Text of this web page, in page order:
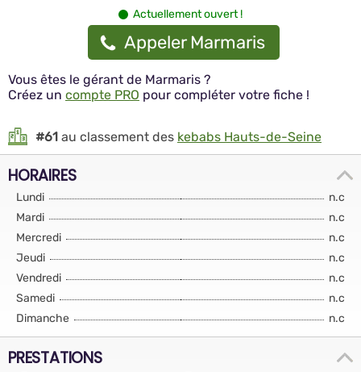
Actuellement ouvert !
Appeler Marmaris
Vous êtes le gérant de Marmaris ?
Créez un compte PRO pour compléter votre fiche !
#61 au classement des kebabs Hauts-de-Seine
HORAIRES
Lundi
n.c
Mardi
n.c
Mercredi
n.c
Jeudi
n.c
Vendredi
n.c
Samedi
n.c
Dimanche
n.c
PRESTATIONS